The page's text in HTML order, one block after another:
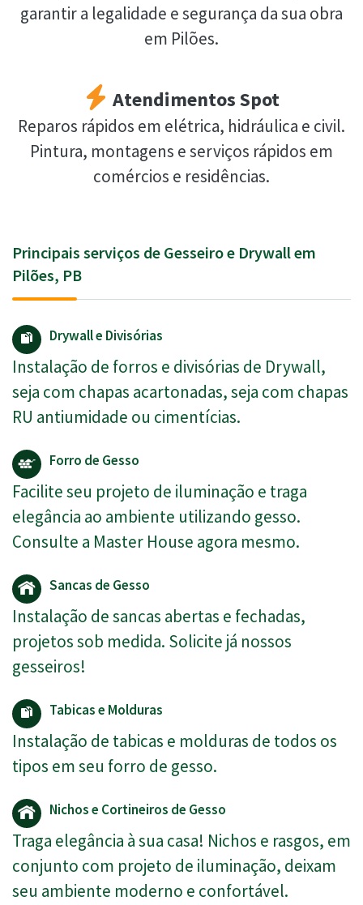
garantir a legalidade e segurança da sua obra
em Pilões.
Atendimentos Spot
Reparos rápidos em elétrica, hidráulica e civil.
Pintura, montagens e serviços rápidos em
comércios e residências.
Principais serviços de Gesseiro e Drywall em
Pilões, PB
Drywall e Divisórias
Instalação de forros e divisórias de Drywall,
seja com chapas acartonadas, seja com chapas
RU antiumidade ou cimentícias.
Forro de Gesso
Facilite seu projeto de iluminação e traga
elegância ao ambiente utilizando gesso.
Consulte a Master House agora mesmo.
Sancas de Gesso
Instalação de sancas abertas e fechadas,
projetos sob medida. Solicite já nossos
gesseiros!
Tabicas e Molduras
Instalação de tabicas e molduras de todos os
tipos em seu forro de gesso.
Nichos e Cortineiros de Gesso
Traga elegância à sua casa! Nichos e rasgos, em
conjunto com projeto de iluminação, deixam
seu ambiente moderno e confortável.